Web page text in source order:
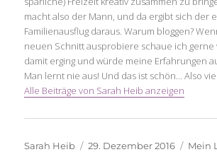
macht also der Mann, und da ergibt sich der
Familienausflug daraus. Warum bloggen?
neuen Schnitt ausprobiere schaue ich gerne
damit erging und würde meine Erfahrungen
Man lernt nie aus! Und das ist schön... Also
Alle Beiträge von Sarah Heib anzeigen
Autor
Sarah Heib
Veröffentlicht
29. Dezember 2016
Mein